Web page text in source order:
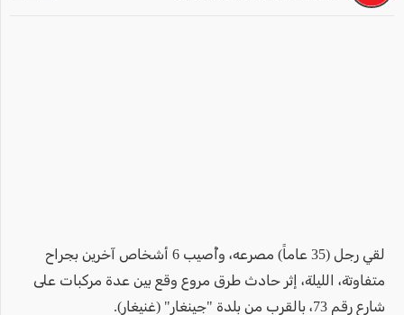
لقي رجل (35 عاماً) مصرعه، وأُصيب 6 أشخاص آخرين بجراح
متفاوتة، الليلة، إثر حادث طرق مروع وقع بين عدة مركبات على
شارع رقم 73، بالقرب من بلدة "جينغار" (غنيغار).